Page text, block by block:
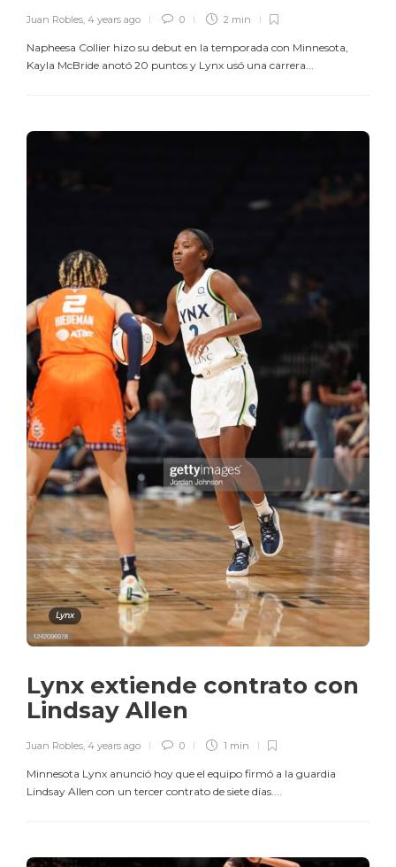
Juan Robles, 4 years ago 0 2 min
Napheesa Collier hizo su debut en la temporada con Minnesota,
Kayla McBride anotó 20 puntos y Lynx usó una carrera...
Lynx
Lynx extiende contrato con
Lindsay Allen
Juan Robles, 4 years ago 0 1 min
Minnesota Lynx anunció hoy que el equipo firmó a la guardia
Lindsay Allen con un tercer contrato de siete días....